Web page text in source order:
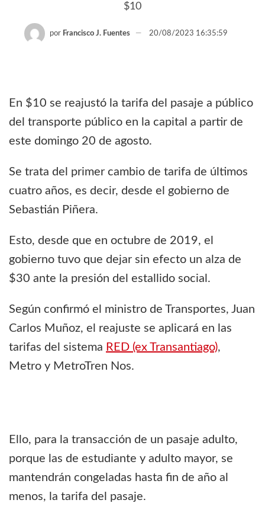
$10
por Francisco J. Fuentes 20/08/2023 16:35:59
En $10 se reajustó la tarifa del pasaje a público
del transporte público en la capital a partir de
este domingo 20 de agosto.
Se trata del primer cambio de tarifa de últimos
cuatro años, es decir, desde el gobierno de
Sebastián Piñera.
Esto, desde que en octubre de 2019, el
gobierno tuvo que dejar sin efecto un alza de
$30 ante la presión del estallido social.
Según confirmó el ministro de Transportes, Juan
Carlos Muñoz, el reajuste se aplicará en las
tarifas del sistema RED (ex Transantiago),
Metro y MetroTren Nos.
Ello, para la transacción de un pasaje adulto,
porque las de estudiante y adulto mayor, se
mantendrán congeladas hasta fin de año al
menos, la tarifa del pasaje.